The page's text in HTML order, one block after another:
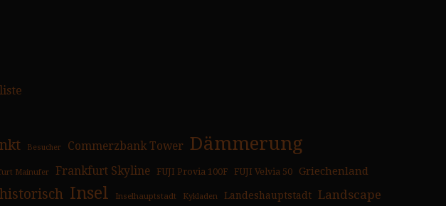
Besucher Commerzbank Tower Dämmerung
Mainufer Frankfurt Skyline FUJI Provia 100F FUJI Velvia 50
Griechenland
historisch Insel Inselhauptstadt Kykladen Landeshauptstadt Landscape